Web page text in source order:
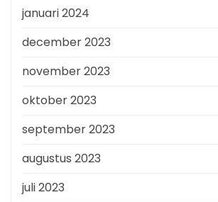
januari 2024
december 2023
november 2023
oktober 2023
september 2023
augustus 2023
juli 2023